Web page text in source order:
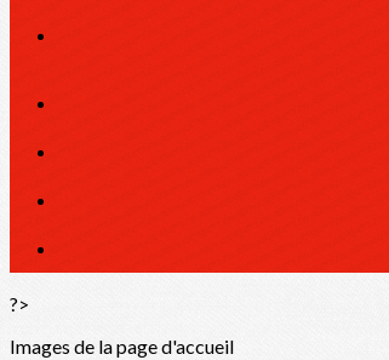
?>
Images de la page d'accueil